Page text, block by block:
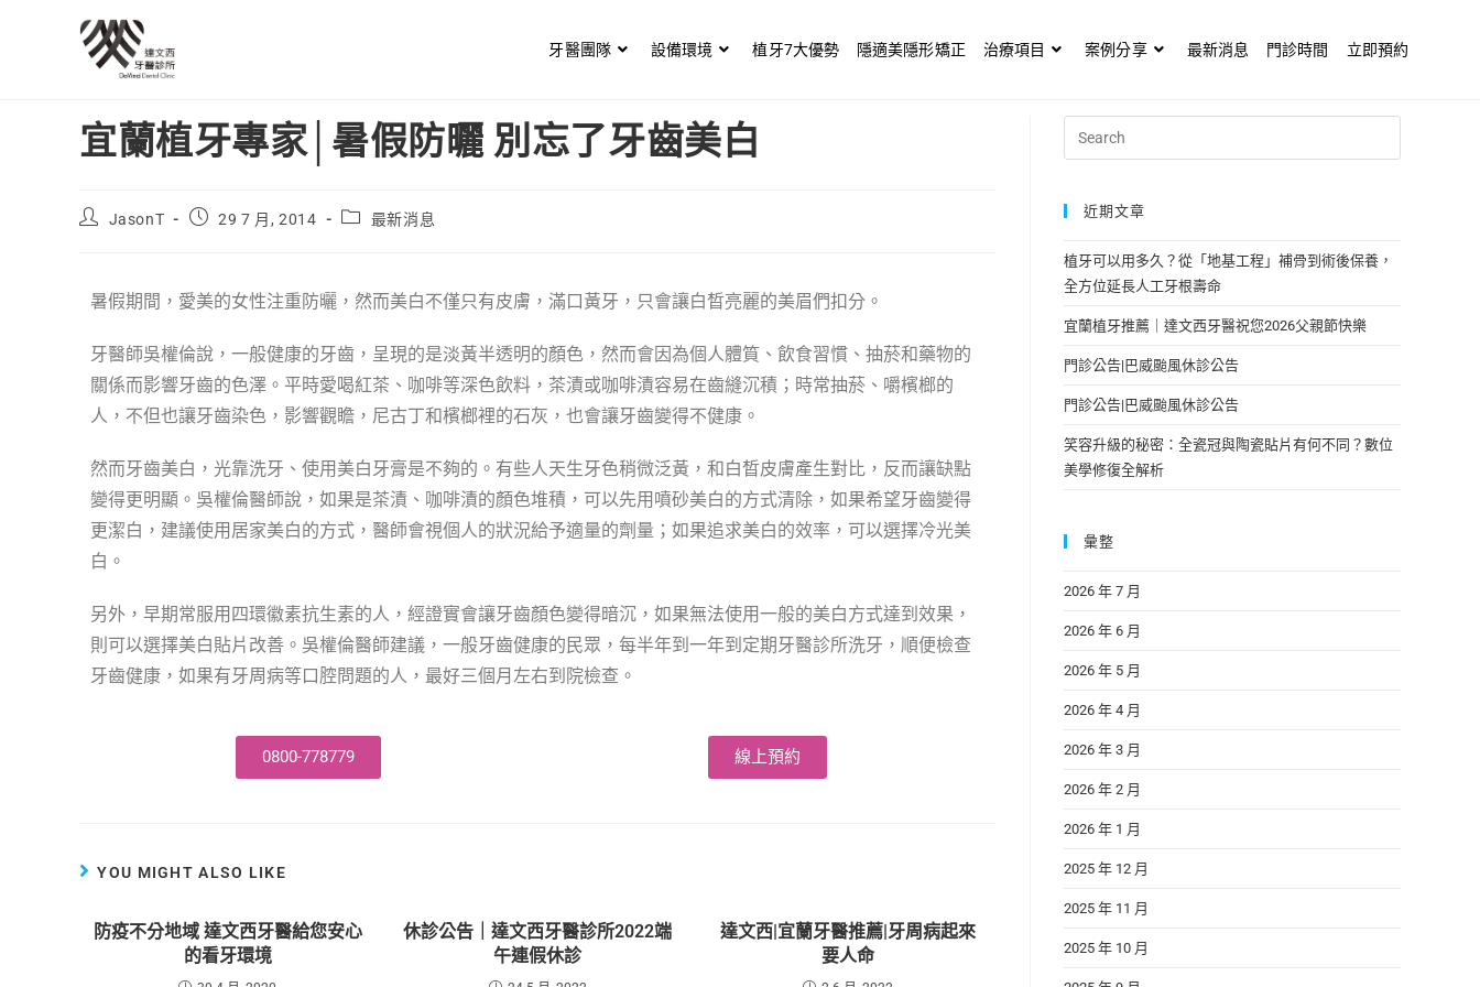
牙醫團隊 設備環境 植牙7大優勢 隱適美隱形矯正 治療項目 案例分享 最新消息 門診時間 立即預約
宜蘭植牙專家│暑假防曬 別忘了牙齒美白
JasonT 29 7 月, 2014 最新消息
暑假期間，愛美的女性注重防曬，然而美白不僅只有皮膚，滿口黃牙，只會讓白晳亮麗的美眉們扣分。
牙醫師吳權倫說，一般健康的牙齒，呈現的是淡黃半透明的顏色，然而會因為個人體筫、飲食習慣、抽菸和藥物的
關係而影響牙齒的色澤。平時愛喝紅茶、咖啡等深色飲料，茶漬或咖啡漬容易在齒縫沉積；時常抽菸、嚼檳榔的
人，不但也讓牙齒染色，影響觀瞻，尼古丁和檳榔裡的石灰，也會讓牙齒變得不健康。
然而牙齒美白，光靠洗牙、使用美白牙膏是不夠的。有些人天生牙色稍微泛黃，和白晳皮膚產生對比，反而讓缺點
變得更明顯。吳權倫醫師說，如果是茶漬、咖啡漬的顏色堆積，可以先用噴砂美白的方式清除，如果希望牙齒變得
更潔白，建議使用居家美白的方式，醫師會視個人的狀況給予適量的劑量；如果追求美白的效率，可以選擇冷光美
白。
另外，早期常服用四環徽素抗生素的人，經證實會讓牙齒顏色變得暗沉，如果無法使用一般的美白方式達到效果，
則可以選擇美白貼片改善。吳權倫醫師建議，一般牙齒健康的民眾，每半年到一年到定期牙醫診所洗牙，順便檢查
牙齒健康，如果有牙周病等口腔問題的人，最好三個月左右到院檢查。
0800-778779 線上預約
YOU MIGHT ALSO LIKE
防疫不分地域 達文西牙醫給您安心
的看牙環境
休診公告｜達文西牙醫診所2022端
午連假休診
達文西|宜蘭牙醫推薦|牙周病起來
要人命
近期文章
植牙可以用多久？從「地基工程」補骨到術後保養，
全方位延長人工牙根壽命
宜蘭植牙推薦｜達文西牙醫祝您2026父親節快樂
門診公告|巴威颱風休診公告
門診公告|巴威颱風休診公告
笑容升級的秘密：全瓷冠與陶瓷貼片有何不同？數位
美學修復全解析
彙整
2026 年 7 月
2026 年 6 月
2026 年 5 月
2026 年 4 月
2026 年 3 月
2026 年 2 月
2026 年 1 月
2025 年 12 月
2025 年 11 月
2025 年 10 月